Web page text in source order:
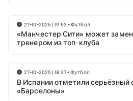
27-10-2025 | 19:53 •Футбол
«Манчестер Сити» может
тренером из топ-клуба
27-10-2025 | 18:37•Футбол
В Испании отметили серьёзный
«Барселоны»